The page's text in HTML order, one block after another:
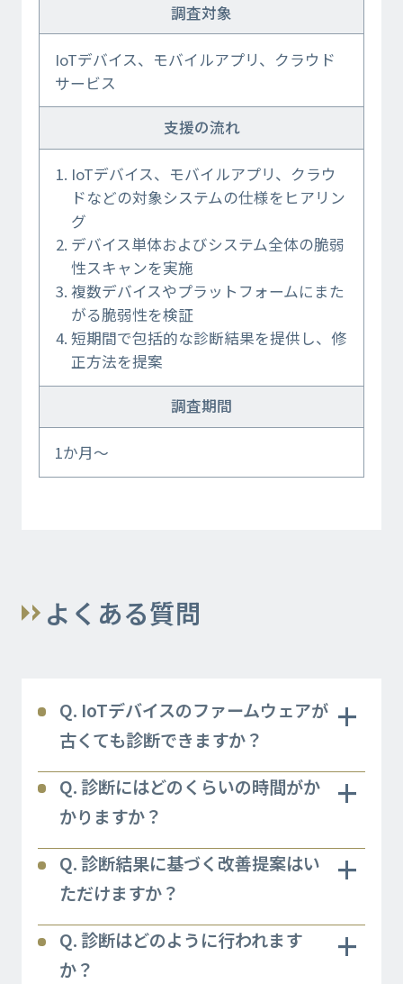
調査対象
IoTデバイス、モバイルアプリ、クラウド
サービス
支援の流れ
IoTデバイス、モバイルアプリ、クラウ
ドなどの対象システムの仕様をヒアリン
グ
デバイス単体およびシステム全体の脆弱
性スキャンを実施
複数デバイスやプラットフォームにまた
がる脆弱性を検証
短期間で包括的な診断結果を提供し、修
正方法を提案
調査期間
1か月～
よくある質問
Q. IoTデバイスのファームウェアが
古くても診断できますか？
+
Q. 診断にはどのくらいの時間がか
かりますか？
+
Q. 診断結果に基づく改善提案はい
ただけますか？
+
Q. 診断はどのように行われます
か？
+